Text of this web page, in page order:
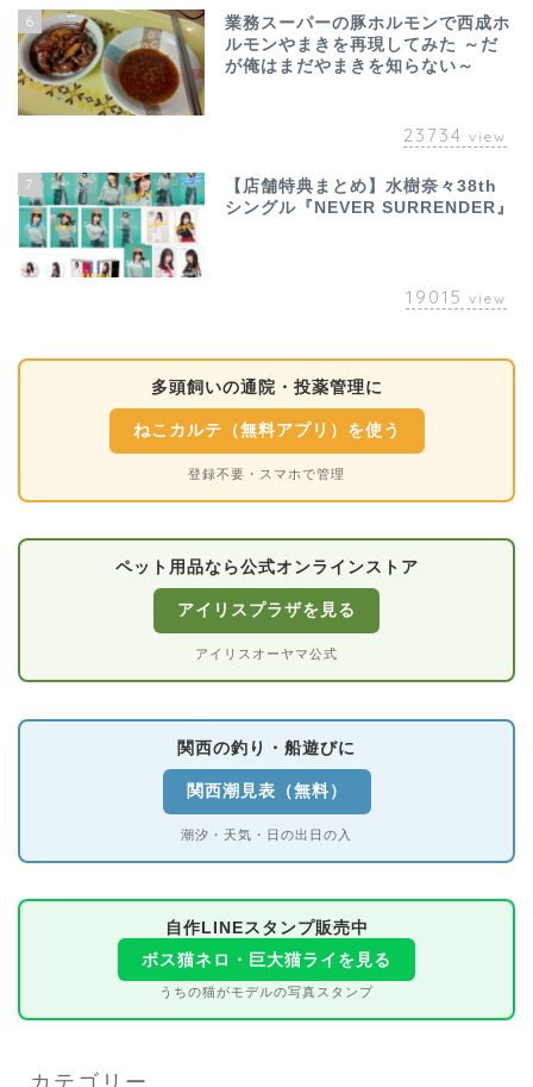
6
業務スーパーの豚ホルモンで西成ホ
ルモンやまきを再現してみた ～だ
が俺はまだやまきを知らない～
23734 view
7
【店舗特典まとめ】水樹奈々38th
シングル『NEVER SURRENDER』
19015 view
多頭飼いの通院・投薬管理に
ねこカルテ（無料アプリ）を使う
登録不要・スマホで管理
ペット用品なら公式オンラインストア
アイリスプラザを見る
アイリスオーヤマ公式
関西の釣り・船遊びに
関西潮見表（無料）
潮汐・天気・日の出日の入
自作LINEスタンプ販売中
ボス猫ネロ・巨大猫ライを見る
うちの猫がモデルの写真スタンプ
カテゴリー